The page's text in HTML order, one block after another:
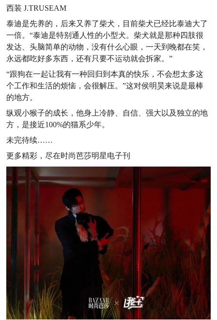
西装 J.TRUSEAM
泰迪是先养的，后来又养了柴犬，目前柴犬已经比泰迪大了
一倍。“泰迪是特别通人性的小型犬。柴犬就是那种四肢很
发达、头脑简单的动物，没有什么心眼，一天到晚都在笑，
永远都吃好多东西，还有只要不运动就会拆家。”
“跟狗在一起让我有一种回归到本真的快乐，不会想太多这
个工作和生活的烦恼，会很解压。”这对侯明昊来说是最棒
的地方。
纵观小猴子的成长，他身上冷静、自信、强大以及独立的地
方，是接近100%的猫系少年。
未完待续……
更多精彩，尽在时尚芭莎明星电子刊